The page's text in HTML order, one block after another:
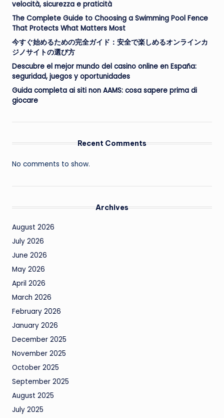
velocità, sicurezza e praticità
The Complete Guide to Choosing a Swimming Pool Fence
That Protects What Matters Most
今すぐ始めるための完全ガイド：安全で楽しめるオンラインカ
ジノサイトの選び方
Descubre el mejor mundo del casino online en España:
seguridad, juegos y oportunidades
Guida completa ai siti non AAMS: cosa sapere prima di
giocare
Recent Comments
No comments to show.
Archives
August 2026
July 2026
June 2026
May 2026
April 2026
March 2026
February 2026
January 2026
December 2025
November 2025
October 2025
September 2025
August 2025
July 2025